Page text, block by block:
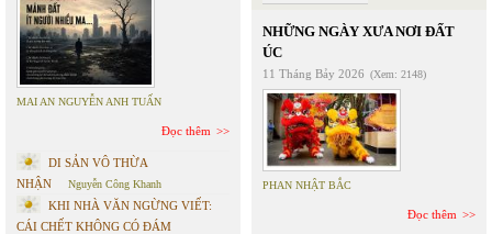
MAI AN NGUYỄN ANH TUẤN
Đọc thêm
DI SẢN VÔ THỪA
NHẬN
Nguyễn Công Khanh
KHI NHÀ VĂN NGỪNG VIẾT:
CÁI CHẾT KHÔNG CÓ ĐÁM
NHỮNG NGÀY XƯA NƠI ĐẤT
ÚC
11 Tháng Bảy 2026 (Xem: 2148)
PHAN NHẬT BẮC
Đọc thêm